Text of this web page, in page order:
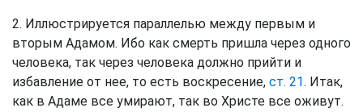
2. Иллюстрируется параллелью между первым и
вторым Адамом. Ибо как смерть пришла через одного
человека, так через человека должно прийти и
избавление от нее, то есть воскресение, ст. 21. Итак,
как в Адаме все умирают, так во Христе все оживут.